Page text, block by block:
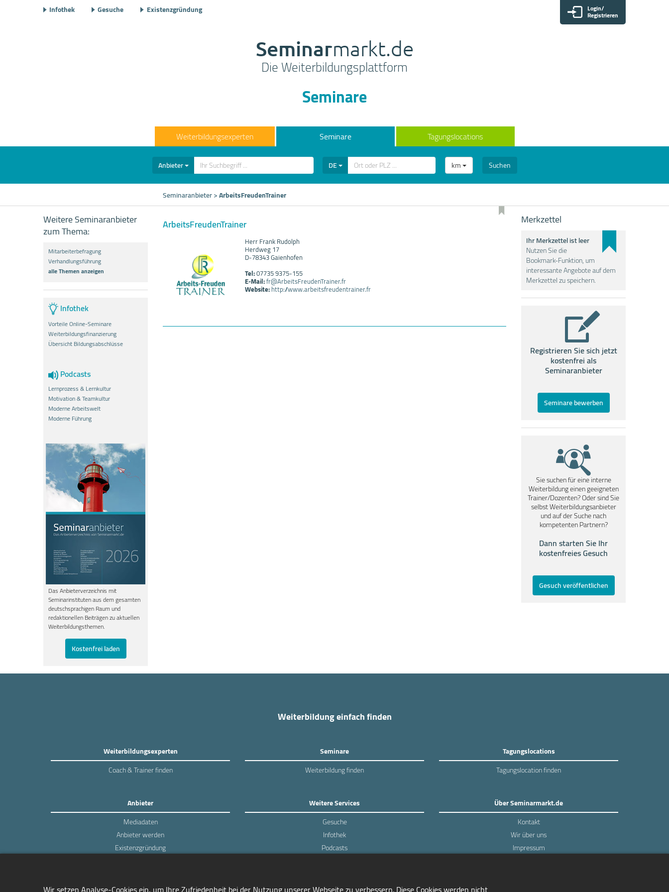
Infothek Gesuche Existenzgründung Login/
Registrieren
Seminarmarkt.de
Die Weiterbildungsplattform
Seminare
Weiterbildungsexperten Seminare Tagungslocations
Anbieter DE km Suchen
Seminaranbieter>ArbeitsFreudenTrainer
Weitere Seminaranbieter
zum Thema:
Mitarbeiterbefragung
Verhandlungsführung
alle Themen anzeigen
Infothek
Vorteile Online-Seminare
Weiterbildungsfinanzierung
Übersicht Bildungsabschlüsse
Podcasts
Lernprozess & Lernkultur
Motivation & Teamkultur
Moderne Arbeitswelt
Moderne Führung
Das Anbieterverzeichnis mit
Seminarinstituten aus dem gesamten
deutschsprachigen Raum und
redaktionellen Beiträgen zu aktuellen
Weiterbildungsthemen.
Kostenfrei laden
ArbeitsFreudenTrainer
Herr Frank Rudolph
Herdweg 17
D-78343 Gaienhofen
Tel:07735 9375-155
E-Mail:fr@ArbeitsFreudenTrainer.fr
Website:http://www.arbeitsfreudentrainer.fr
Merkzettel
Ihr Merkzettel ist leer
Nutzen Sie die
Bookmark-Funktion, um
interessante Angebote auf dem
Merkzettel zu speichern.
Registrieren Sie sich jetzt
kostenfrei als
Seminaranbieter
Seminare bewerben
Sie suchen für eine interne
Weiterbildung einen geeigneten
Trainer/Dozenten? Oder sind Sie
selbst Weiterbildungsanbieter
und auf der Suche nach
kompetenten Partnern?
Dann starten Sie Ihr
kostenfreies Gesuch
Gesuch veröffentlichen
Weiterbildung einfach finden
Weiterbildungsexperten
Coach & Trainer finden
Seminare
Weiterbildung finden
Tagungslocations
Tagungslocation finden
Anbieter
Mediadaten
Anbieter werden
Existenzgründung
Weitere Services
Gesuche
Infothek
Podcasts
Über Seminarmarkt.de
Kontakt
Wir über uns
Impressum